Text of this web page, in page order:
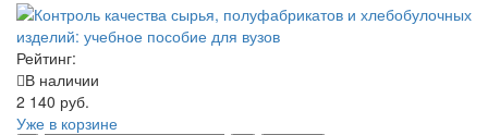
Рейтинг:
В наличии
2 140 руб.
Уже в корзине